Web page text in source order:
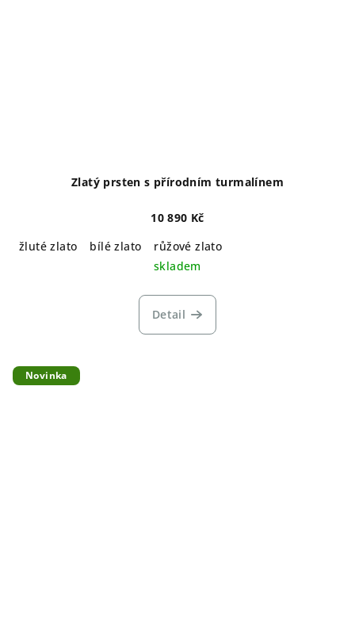
Zlatý prsten s přírodním turmalínem
10 890 Kč
žluté zlato
bílé zlato
růžové zlato
skladem
Detail
Novinka